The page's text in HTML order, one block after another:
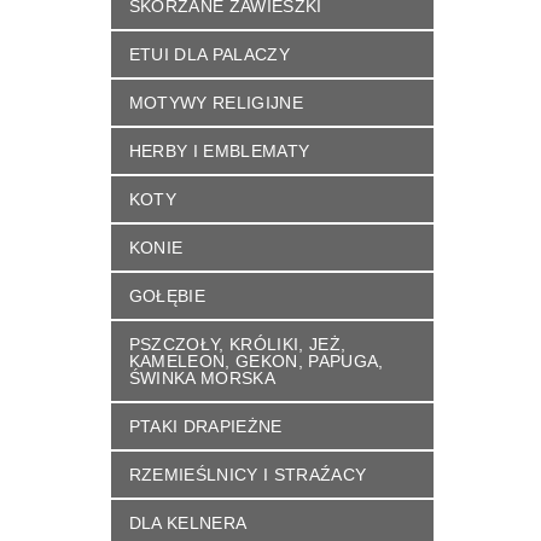
SKÓRZANE ZAWIESZKI
ETUI DLA PALACZY
MOTYWY RELIGIJNE
HERBY I EMBLEMATY
KOTY
KONIE
GOŁĘBIE
PSZCZOŁY, KRÓLIKI, JEŻ,
KAMELEON, GEKON, PAPUGA,
ŚWINKA MORSKA
PTAKI DRAPIEŻNE
RZEMIEŚLNICY I STRAŹACY
DLA KELNERA